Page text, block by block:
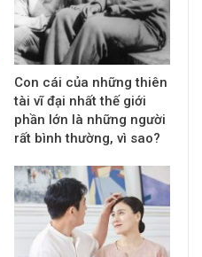
Con cái của những thiên
tài vĩ đại nhất thế giới
phần lớn là những người
rất bình thường, vì sao?